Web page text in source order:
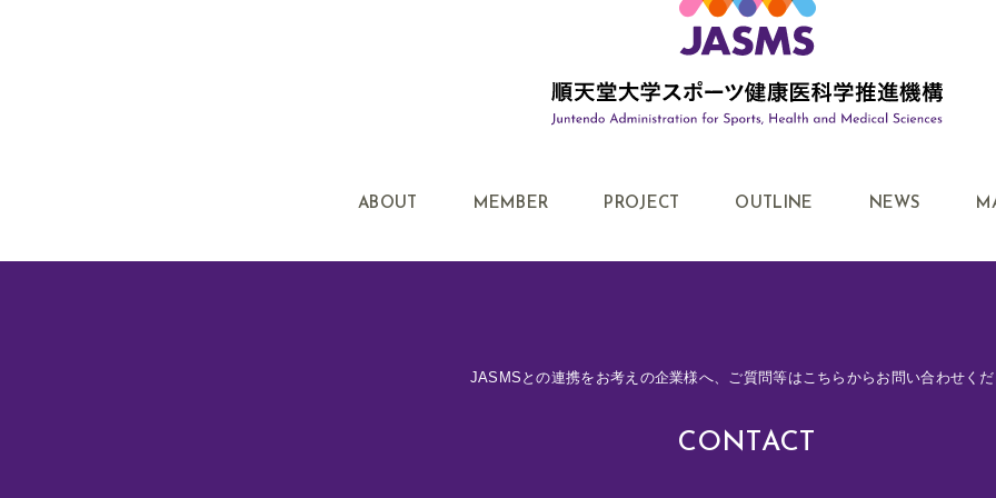
ABOUT MEMBER PROJECT OUTLINE NEWS
JASMSとの連携をお考えの企業様へ、 ご質問等はこちらからお問い合わせく
CONTACT